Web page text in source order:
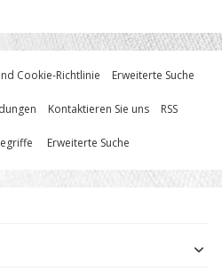
Cookie-Richtlinie Erweiterte Suche
Kontaktieren Sie uns RSS
Erweiterte Suche